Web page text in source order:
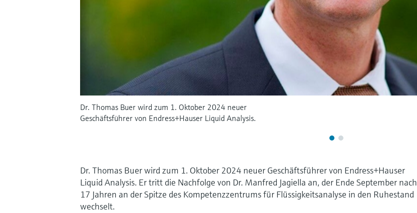
Dr. Thomas Buer wird zum 1. Oktober 2024 neuer
Geschäftsführer von Endress+Hauser Liquid Analysis.
Dr. Thomas Buer wird zum 1. Oktober 2024 neuer Geschäftsführer von Endress+Hauser
Liquid Analysis. Er tritt die Nachfolge von Dr. Manfred Jagiella an, der Ende September nach
17 Jahren an der Spitze des Kompetenzzentrums für Flüssigkeitsanalyse in den Ruhestand
wechselt.